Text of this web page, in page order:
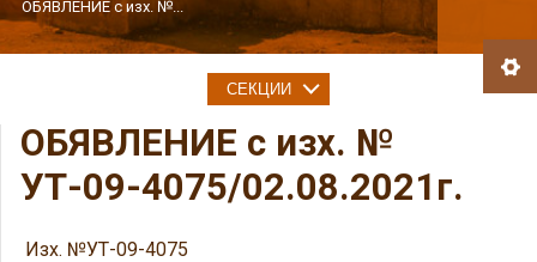
ОБЯВЛЕНИЕ с изх. №...
ОБЯВЛЕНИЕ с изх. №
УТ-09-4075/02.08.2021г.
Изх. №УТ-09-4075
СЕКЦИИ